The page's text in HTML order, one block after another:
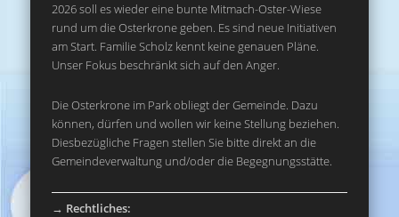
2026 soll es wieder eine bunte Mitmach-Oster-Wiese
rund um die Osterkrone geben. Es sind neue Initiativen
am Start. Familie Scholz kennt keine genauen Pläne.
Unser Fokus beschränkt sich auf den Anger.
Die Osterkrone im Park obliegt der Gemeinde. Dazu
können, dürfen und wollen wir keine Stellung beziehen.
Diesbezügliche Fragen stellen Sie bitte direkt an die
Gemeindeverwaltung und/oder die Begegnungsstätte.
→ Rechtliches: